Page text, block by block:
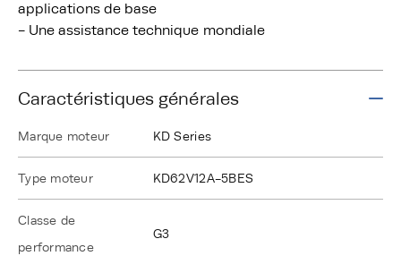
applications de base
- Une assistance technique mondiale
Caractéristiques générales
Marque moteur KD Series
Type moteur KD62V12A-5BES
Classe de
performance
G3